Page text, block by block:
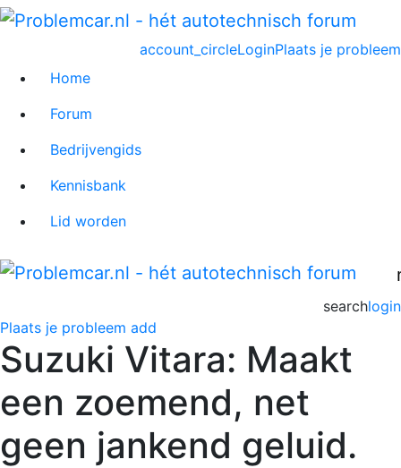
Plaats je probleem
account_circleLogin
Home
Forum
Bedrijvengids
Kennisbank
Lid worden
login
search
Plaats je probleem add
Suzuki Vitara: Maakt
een zoemend, net
geen jankend geluid.